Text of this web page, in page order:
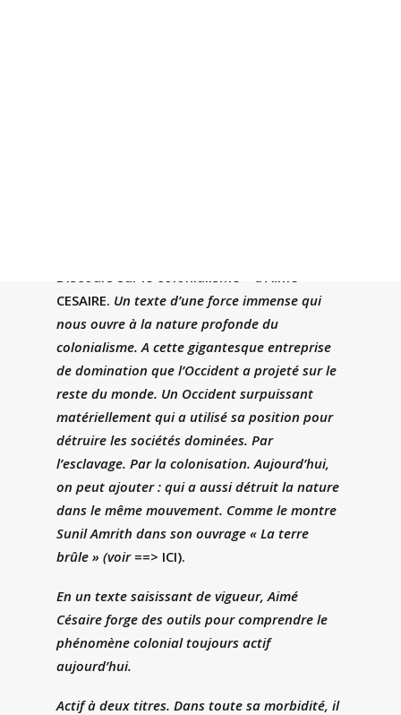
Discours sur le colonialisme » d’Aimé
CESAIRE. Un texte d’une force immense qui
nous ouvre à la nature profonde du
colonialisme. A cette gigantesque entreprise
de domination que l’Occident a projeté sur le
reste du monde. Un Occident surpuissant
matériellement qui a utilisé sa position pour
détruire les sociétés dominées. Par
l’esclavage. Par la colonisation. Aujourd’hui,
on peut ajouter : qui a aussi détruit la nature
dans le même mouvement. Comme le montre
Sunil Amrith dans son ouvrage « La terre
brûle » (voir ==> ICI).
En un texte saisissant de vigueur, Aimé
Césaire forge des outils pour comprendre le
phénomène colonial toujours actif
aujourd’hui.
Actif à deux titres. Dans toute sa morbidité, il